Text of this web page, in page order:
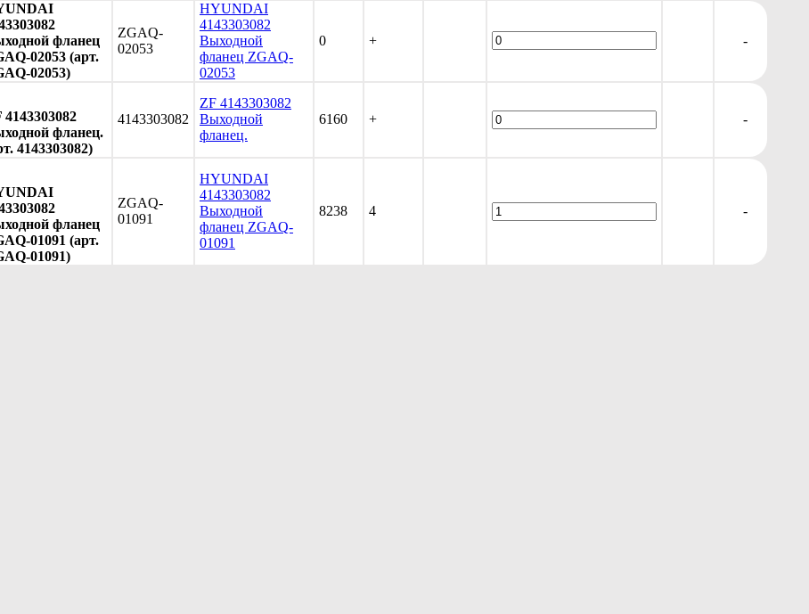
фланец
02053 (арт.
02053)
ZGAQ-
02053
HYUNDAI
4143303082
Выходной
фланец ZGAQ-
02053
0 + -
4143303082
фланец.
4143303082)
4143303082
ZF 4143303082
Выходной
фланец.
6160 + -
фланец
01091 (арт.
01091)
ZGAQ-
01091
HYUNDAI
4143303082
Выходной
фланец ZGAQ-
01091
8238 4 -